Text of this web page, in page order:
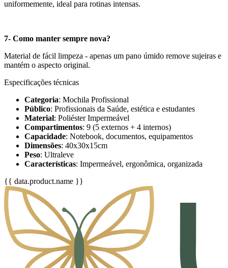
uniformemente, ideal para rotinas intensas.
7- Como manter sempre nova?
Material de fácil limpeza - apenas um pano úmido remove sujeiras e
mantém o aspecto original.
Especificações técnicas
Categoria: Mochila Profissional
Público: Profissionais da Saúde, estética e estudantes
Material: Poliéster Impermeável
Compartimentos: 9 (5 externos + 4 internos)
Capacidade: Notebook, documentos, equipamentos
Dimensões: 40x30x15cm
Peso: Ultraleve
Características: Impermeável, ergonômica, organizada
{{ data.product.name }}